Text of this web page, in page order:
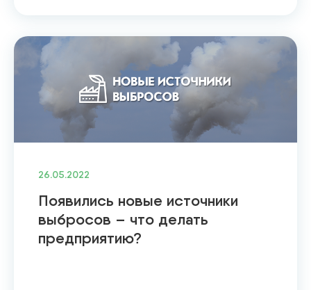
26.05.2022
Появились новые источники
выбросов – что делать
предприятию?